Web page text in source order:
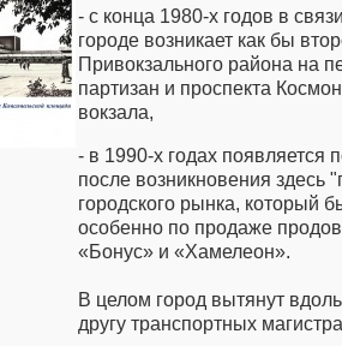
- с конца 1980-х годов в
городе возникает как бы
Привокзального района на
партизан и проспекта
вокзала,
- в 1990-х годах
после возникновения здесь
городского рынка, который
особенно по продаже
«Бонус» и «Хамелеон».
В целом город вытянут
другу транспортных